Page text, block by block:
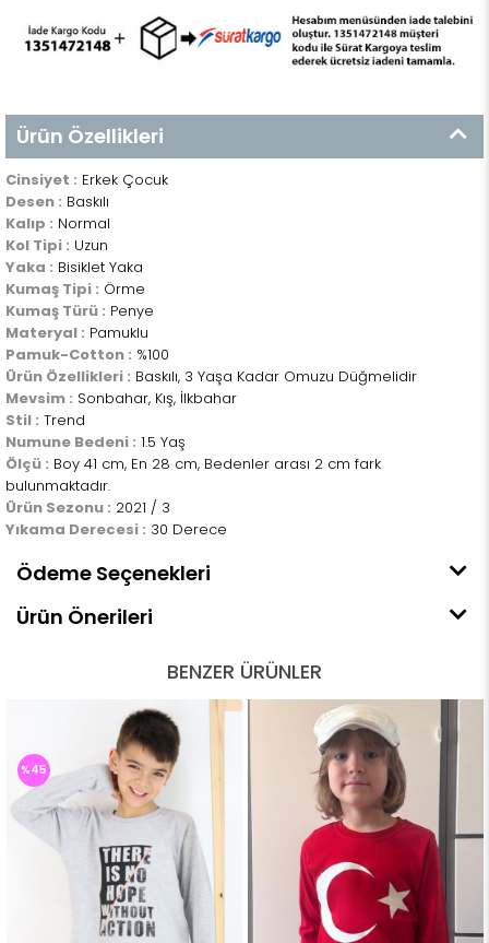
Ürün Özellikleri
Cinsiyet : Erkek Çocuk
Desen : Baskılı
Kalıp : Normal
Kol Tipi : Uzun
Yaka : Bisiklet Yaka
Kumaş Tipi : Örme
Kumaş Türü : Penye
Materyal : Pamuklu
Pamuk-Cotton : %100
Ürün Özellikleri : Baskılı, 3 Yaşa Kadar Omuzu Düğmelidir
Mevsim : Sonbahar, Kış, İlkbahar
Stil : Trend
Numune Bedeni : 1.5 Yaş
Ölçü : Boy 41 cm, En 28 cm, Bedenler arası 2 cm fark
bulunmaktadır.
Ürün Sezonu : 2021 / 3
Yıkama Derecesi : 30 Derece
Ödeme Seçenekleri
Ürün Önerileri
BENZER ÜRÜNLER
%45